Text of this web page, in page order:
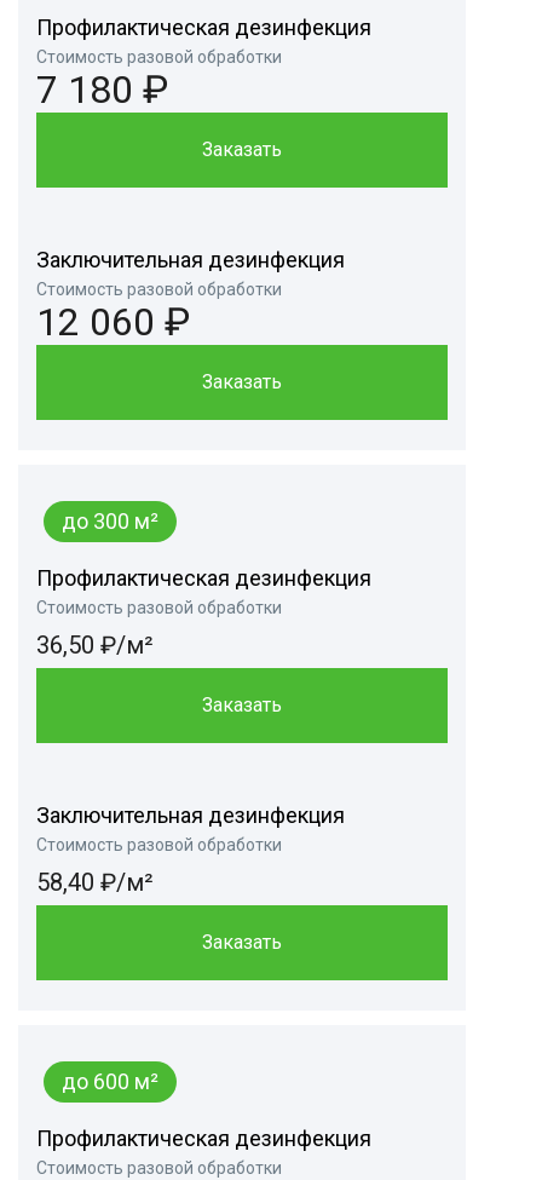
Профилактическая дезинфекция
Стоимость разовой обработки
7 180 ₽
Заказать
Заключительная дезинфекция
Стоимость разовой обработки
12 060 ₽
Заказать
до 300 м²
Профилактическая дезинфекция
Стоимость разовой обработки
36,50 ₽/м²
Заказать
Заключительная дезинфекция
Стоимость разовой обработки
58,40 ₽/м²
Заказать
до 600 м²
Профилактическая дезинфекция
Стоимость разовой обработки